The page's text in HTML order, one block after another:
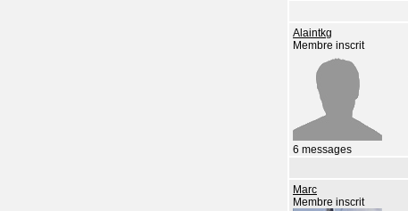
Alaintkg
Membre inscrit
6 messages
Marc
Membre inscrit